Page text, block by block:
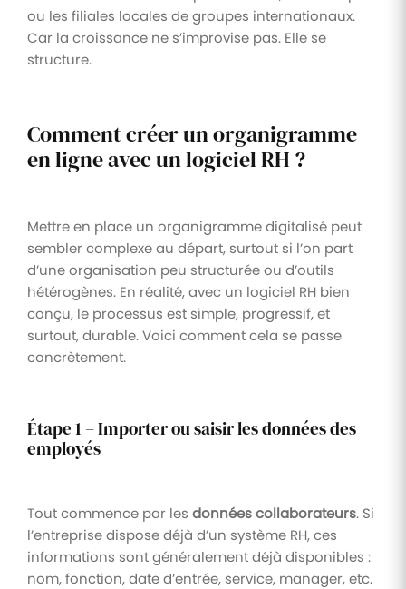
ou les filiales locales de groupes internationaux.
Car la croissance ne s’improvise pas. Elle se
structure.
Comment créer un organigramme
en ligne avec un logiciel RH ?
Mettre en place un organigramme digitalisé peut
sembler complexe au départ, surtout si l’on part
d’une organisation peu structurée ou d’outils
hétérogènes. En réalité, avec un logiciel RH bien
conçu, le processus est simple, progressif, et
surtout, durable. Voici comment cela se passe
concrètement.
Étape 1 – Importer ou saisir les données des
employés
Tout commence par les données collaborateurs. Si
l’entreprise dispose déjà d’un système RH, ces
informations sont généralement déjà disponibles :
nom, fonction, date d’entrée, service, manager, etc.